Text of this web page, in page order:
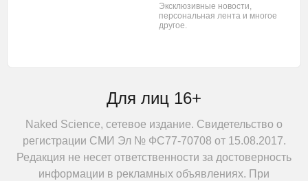
Для лиц 16+
Naked Science, сетевое издание. Свидетельство о
регистрации СМИ Эл № ФС77-70708 от 15.08.2017.
Редакция не несет ответственности за достоверность
информации в рекламных объявлениях. При
Эксклюзивные новости,
персональная лента и многое
другое.